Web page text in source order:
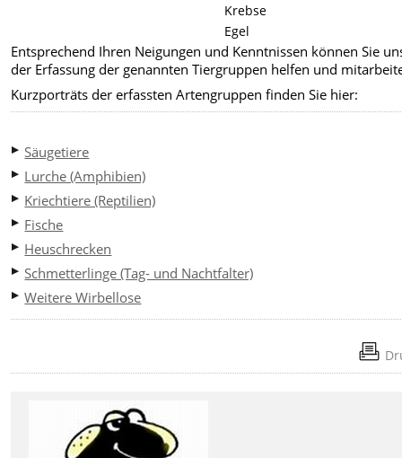
Krebse
Egel
Entsprechend Ihren Neigungen und Kenntnissen können Sie
der Erfassung der genannten Tiergruppen helfen und
Kurzporträts der erfassten Artengruppen finden Sie hier:
Säugetiere
Lurche (Amphibien)
Kriechtiere (Reptilien)
Fische
Heuschrecken
Schmetterlinge (Tag- und Nachtfalter)
Weitere Wirbellose